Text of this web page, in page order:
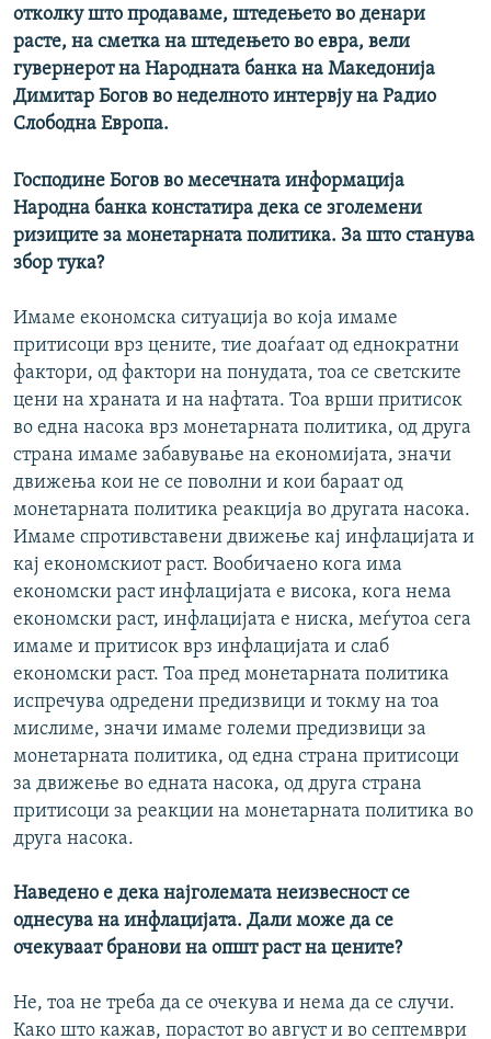
отколку што продаваме, штедењето во денари
расте, на сметка на штедењето во евра, вели
гувернерот на Народната банка на Македонија
Димитар Богов во неделното интервју на Радио
Слободна Европа.
Господине Богов во месечната информација
Народна банка констатира дека се зголемени
ризиците за монетарната политика. За што станува
збор тука?
Имаме економска ситуација во која имаме
притисоци врз цените, тие доаѓаат од еднократни
фактори, од фактори на понудата, тоа се светските
цени на храната и на нафтата. Тоа врши притисок
во една насока врз монетарната политика, од друга
страна имаме забавување на економијата, значи
движења кои не се поволни и кои бараат од
монетарната политика реакција во другата насока.
Имаме спротивставени движење кај инфлацијата и
кај економскиот раст. Вообичаено кога има
економски раст инфлацијата е висока, кога нема
економски раст, инфлацијата е ниска, меѓутоа сега
имаме и притисок врз инфлацијата и слаб
економски раст. Тоа пред монетарната политика
испречува одредени предизвици и токму на тоа
мислиме, значи имаме големи предизвици за
монетарната политика, од една страна притисоци
за движење во едната насока, од друга страна
притисоци за реакции на монетарната политика во
друга насока.
Наведено е дека најголемата неизвесност се
однесува на инфлацијата. Дали може да се
очекуваат бранови на општ раст на цените?
Не, тоа не треба да се очекува и нема да се случи.
Како што кажав, порастот во август и во септември